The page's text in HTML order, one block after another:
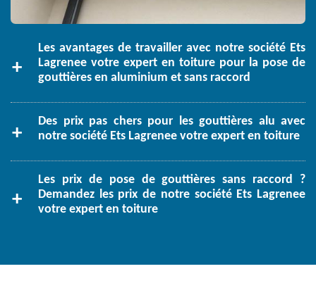
Les avantages de travailler avec notre société Ets
Lagrenee votre expert en toiture pour la pose de
gouttières en aluminium et sans raccord
Des prix pas chers pour les gouttières alu avec
notre société Ets Lagrenee votre expert en toiture
Les prix de pose de gouttières sans raccord ?
Demandez les prix de notre société Ets Lagrenee
votre expert en toiture